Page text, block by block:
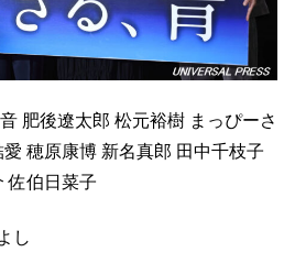
肥後遼太郎 松元裕樹 まっぴーさ
穂原康博 新名真郎 田中千枝子
佐伯日菜子
し